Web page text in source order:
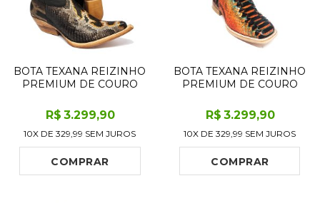
BOTA TEXANA REIZINHO
PREMIUM DE COURO
PYTHON BROWN
CRAFTS LIMITED
EDITION - CANO ALTO,
BICO FINO - SOLADO DE
COURO ARTESANAL
R$ 3.299,90
10X DE329,99 SEM JUROS
COMPRAR
BOTA TEXANA REIZINHO
PREMIUM DE COURO
PYTHON CASSIS LIMITED
EDITION - CANO ALTO,
BICO QUADRADO -
SOLADO DE COURO
ARTESANAL
R$ 3.299,90
10X DE329,99 SEM JUROS
COMPRAR